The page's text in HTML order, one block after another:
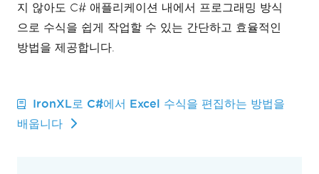
지 않아도 C# 애플리케이션 내에서 프로그래밍 방식
으로 수식을 쉽게 작업할 수 있는 간단하고 효율적인
방법을 제공합니다.
IronXL로 C#에서 Excel 수식을 편집하는 방법을
배웁니다